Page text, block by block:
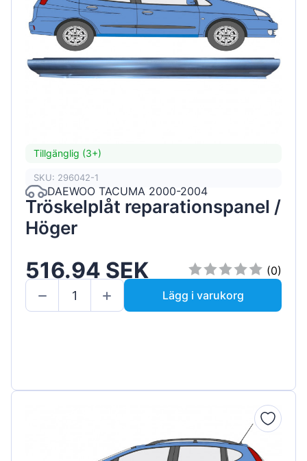
Tillgänglig (3+)
SKU: 296042-1
DAEWOO TACUMA 2000-2004
Tröskelplåt reparationspanel /
Höger
516.94 SEK
(0)
Lägg i varukorg